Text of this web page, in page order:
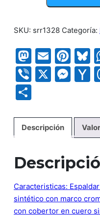
SKU: srr1328 Categoría:
Email
Viber
X
Descripción
Caracteristicas:
sintético con marco
con cobertor en cuero